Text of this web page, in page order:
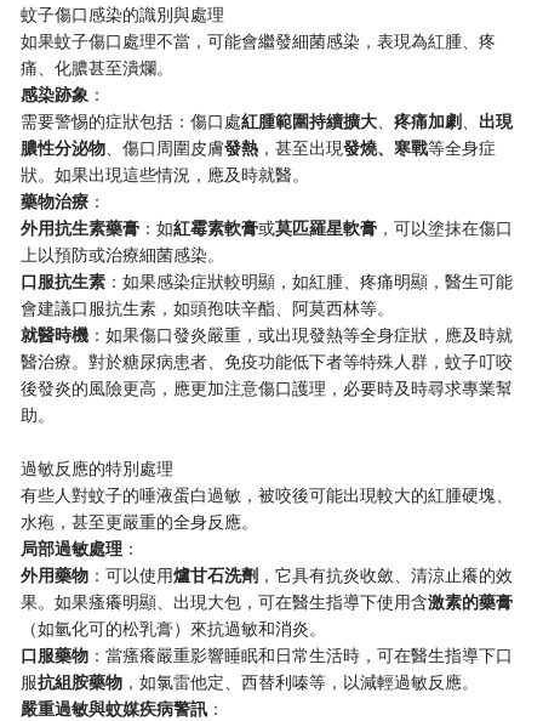
蚊子傷口感染的識別與處理
如果蚊子傷口處理不當，可能會繼發細菌感染，表現為紅腫、疼
痛、化膿甚至潰爛。
​感染跡象​ ​：
需要警惕的症狀包括：傷口處​​紅腫範圍持續擴大​​、​​疼痛加劇​​、​ ​出現
膿性分泌物​​、傷口周圍皮膚​​發熱​ ​，甚至出現​​發燒、寒戰​​等全身症
狀。如果出現這些情況，應及時就醫。
​藥物治療​ ​：
​外用抗生素藥膏​ ​：如​​紅霉素軟膏​​或​​莫匹羅星軟膏​ ​，可以塗抹在傷口
上以預防或治療細菌感染。
​口服抗生素​ ​：如果感染症狀較明顯，如紅腫、疼痛明顯，醫生可能
會建議口服抗生素，如頭孢呋辛酯、阿莫西林等。
​就醫時機​ ​：如果傷口發炎嚴重，或出現發熱等全身症狀，應及時就
醫治療。對於糖尿病患者、免疫功能低下者等特殊人群，蚊子叮咬
後發炎的風險更高，應更加注意傷口護理，必要時及時尋求專業幫
助。
過敏反應的特別處理
有些人對蚊子的唾液蛋白過敏，被咬後可能出現較大的紅腫硬塊、
水疱，甚至更嚴重的全身反應。
​局部過敏處理​ ​：
​外用藥物​ ​：可以使用​​爐甘石洗劑​ ​，它具有抗炎收斂、清涼止癢的效
果。如果瘙癢明顯、出現大包，可在醫生指導下使用含​​激素的藥膏​
（如氫化可的松乳膏）來抗過敏和消炎。
​口服藥物​ ​：當瘙癢嚴重影響睡眠和日常生活時，可在醫生指導下口
服​​抗組胺藥物​ ​，如氯雷他定、西替利嗪等，以減輕過敏反應。
​嚴重過敏與蚊媒疾病警訊​ ​：